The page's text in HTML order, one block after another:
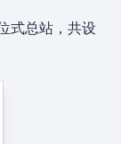
式总站，共设